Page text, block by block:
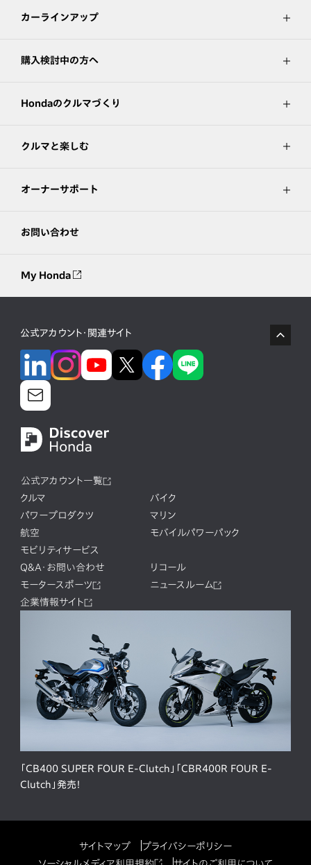
カーラインアップ
購入検討中の方へ
Hondaのクルマづくり
クルマと楽しむ
オーナーサポート
お問い合わせ
My Honda
公式アカウント・関連サイト
公式アカウント一覧
クルマ
バイク
パワープロダクツ
マリン
航空
モバイルパワーパック
モビリティサービス
Q&A・お問い合わせ
リコール
モータースポーツ
ニュースルーム
企業情報サイト
「CB400 SUPER FOUR E-Clutch」「CBR400R FOUR E-
Clutch」発売！
サイトマップ
プライバシーポリシー